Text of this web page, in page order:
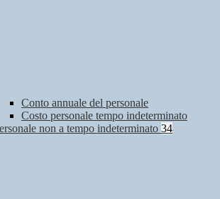
Conto annuale del personale
Costo personale tempo indeterminato
non a tempo indeterminato 34